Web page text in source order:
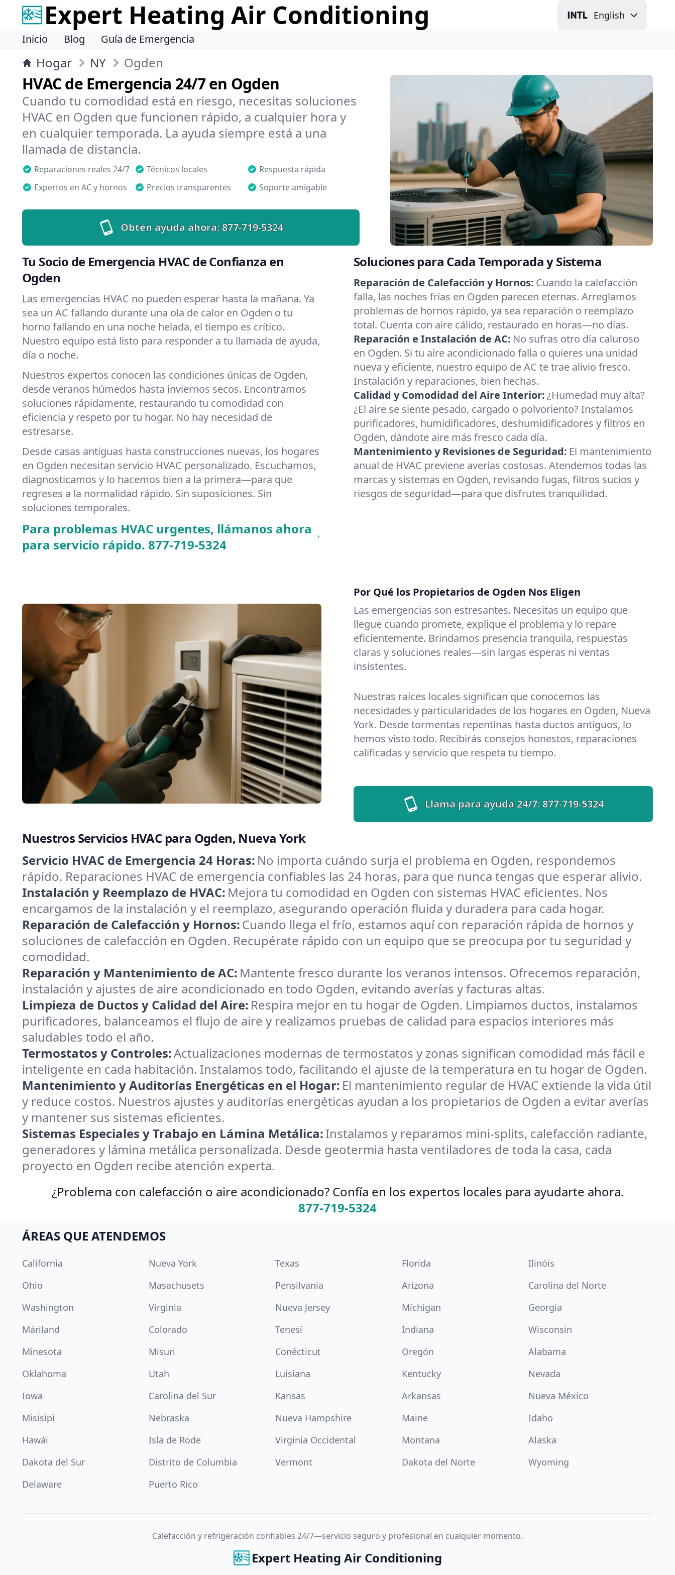
Expert Heating Air Conditioning English
Inicio Blog Guía de Emergencia
Hogar NY Ogden
HVAC de Emergencia 24/7 en Ogden
Cuando tu comodidad está en riesgo, necesitas soluciones
HVAC en Ogden que funcionen rápido, a cualquier hora y
en cualquier temporada. La ayuda siempre está a una
llamada de distancia.
Reparaciones reales 24/7 Técnicos locales
Respuesta rápida
Expertos en AC y hornos
Precios transparentes Soporte amigable
Obtén ayuda ahora:877-719-5324
Tu Socio de Emergencia HVAC de Confianza en
Ogden
Las emergencias HVAC no pueden esperar hasta la mañana. Ya
sea un AC fallando durante una ola de calor en Ogden o tu
horno fallando en una noche helada, el tiempo es crítico.
Nuestro equipo está listo para responder a tu llamada de ayuda,
día o noche.
Nuestros expertos conocen las condiciones únicas de Ogden,
desde veranos húmedos hasta inviernos secos. Encontramos
soluciones rápidamente, restaurando tu comodidad con
eficiencia y respeto por tu hogar. No hay necesidad de
estresarse.
Desde casas antiguas hasta construcciones nuevas, los hogares
en Ogden necesitan servicio HVAC personalizado. Escuchamos,
diagnosticamos y lo hacemos bien a la primera—para que
regreses a la normalidad rápido. Sin suposiciones. Sin
soluciones temporales.
Para problemas HVAC urgentes, llámanos ahora
para servicio rápido. 877-719-5324
Soluciones para Cada Temporada y Sistema
Reparación de Calefacción y Hornos: Cuando la calefacción
falla, las noches frías en Ogden parecen eternas. Arreglamos
problemas de hornos rápido, ya sea reparación o reemplazo
total. Cuenta con aire cálido, restaurado en horas—no días.
Reparación e Instalación de AC: No sufras otro día caluroso
en Ogden. Si tu aire acondicionado falla o quieres una unidad
nueva y eficiente, nuestro equipo de AC te trae alivio fresco.
Instalación y reparaciones, bien hechas.
Calidad y Comodidad del Aire Interior:¿Humedad muy alta?
¿El aire se siente pesado, cargado o polvoriento? Instalamos
purificadores, humidificadores, deshumidificadores y filtros en
Ogden, dándote aire más fresco cada día.
Mantenimiento y Revisiones de Seguridad: El mantenimiento
anual de HVAC previene averías costosas. Atendemos todas las
marcas y sistemas en Ogden, revisando fugas, filtros sucios y
riesgos de seguridad—para que disfrutes tranquilidad.
Por Qué los Propietarios de Ogden Nos Eligen
Las emergencias son estresantes. Necesitas un equipo que
llegue cuando promete, explique el problema y lo repare
eficientemente. Brindamos presencia tranquila, respuestas
claras y soluciones reales—sin largas esperas ni ventas
insistentes.
Nuestras raíces locales significan que conocemos las
necesidades y particularidades de los hogares en Ogden, Nueva
York. Desde tormentas repentinas hasta ductos antiguos, lo
hemos visto todo. Recibirás consejos honestos, reparaciones
calificadas y servicio que respeta tu tiempo.
Llama para ayuda 24/7:877-719-5324
Nuestros Servicios HVAC para Ogden, Nueva York
Servicio HVAC de Emergencia 24 Horas: No importa cuándo surja el problema en Ogden, respondemos
rápido. Reparaciones HVAC de emergencia confiables las 24 horas, para que nunca tengas que esperar alivio.
Instalación y Reemplazo de HVAC: Mejora tu comodidad en Ogden con sistemas HVAC eficientes. Nos
encargamos de la instalación y el reemplazo, asegurando operación fluida y duradera para cada hogar.
Reparación de Calefacción y Hornos:Cuando llega el frío, estamos aquí con reparación rápida de hornos y
soluciones de calefacción en Ogden. Recupérate rápido con un equipo que se preocupa por tu seguridad y
comodidad.
Reparación y Mantenimiento de AC: Mantente fresco durante los veranos intensos. Ofrecemos reparación,
instalación y ajustes de aire acondicionado en todo Ogden, evitando averías y facturas altas.
Limpieza de Ductos y Calidad del Aire: Respira mejor en tu hogar de Ogden. Limpiamos ductos, instalamos
purificadores, balanceamos el flujo de aire y realizamos pruebas de calidad para espacios interiores más
saludables todo el año.
Termostatos y Controles:Actualizaciones modernas de termostatos y zonas significan comodidad más fácil e
inteligente en cada habitación. Instalamos todo, facilitando el ajuste de la temperatura en tu hogar de Ogden.
Mantenimiento y Auditorías Energéticas en el Hogar: El mantenimiento regular de HVAC extiende la vida útil
y reduce costos. Nuestros ajustes y auditorías energéticas ayudan a los propietarios de Ogden a evitar averías
y mantener sus sistemas eficientes.
Sistemas Especiales y Trabajo en Lámina Metálica:Instalamos y reparamos mini-splits, calefacción radiante,
generadores y lámina metálica personalizada. Desde geotermia hasta ventiladores de toda la casa, cada
proyecto en Ogden recibe atención experta.
¿Problema con calefacción o aire acondicionado? Confía en los expertos locales para ayudarte ahora.
877-719-5324
ÁREAS QUE ATENDEMOS
California Nueva York Texas Florida
Ilinóis
Ohio
Masachusets Pensilvania Arizona
Carolina del Norte
Washington
Virginia Nueva Jersey Míchigan
Georgia
Máriland
Colorado Tenesí Indiana
Wisconsin
Minesota
Misuri Conécticut Oregón
Alabama
Oklahoma
Utah Luisiana Kentucky
Nevada
Iowa
Carolina del Sur Kansas Arkansas
Nueva México
Misisipi
Nebraska Nueva Hampshire Maine
Idaho
Hawái
Isla de Rode Virginia Occidental Montana
Alaska
Dakota del Sur
Distrito de Columbia Vermont Dakota del Norte
Wyoming
Delaware
Puerto Rico
Calefacción y refrigeración confiables 24/7—servicio seguro y profesional en cualquier momento.
Expert Heating Air Conditioning